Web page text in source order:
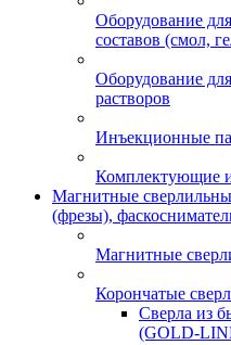
Оборудование
составов (смол,
Оборудование
растворов
Инъекционные
Комплектующие и
Магнитные
(фрезы),
Магнитные
Корончатые
Сверла из
(GOLD-